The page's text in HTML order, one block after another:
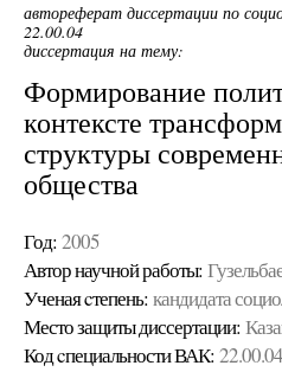
автореферат диссертации по
22.00.04
диссертация на тему:
Формирование
контексте
структуры
общества
Год: 2005
Автор научной работы:
Ученая cтепень: кандидата
Место защиты диссертации:
Код cпециальности ВАК: 22.00.04